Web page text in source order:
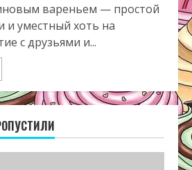
вареньем — простой
и уместный хоть на
с друзьями и...